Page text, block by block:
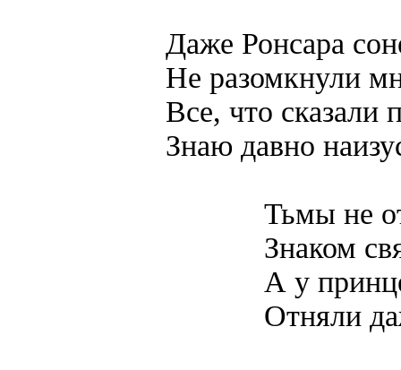
Даже Ронсара
Не разомкнули
Все, что сказали
Знаю давно
Тьмы не
Знаком
А у
Отняли